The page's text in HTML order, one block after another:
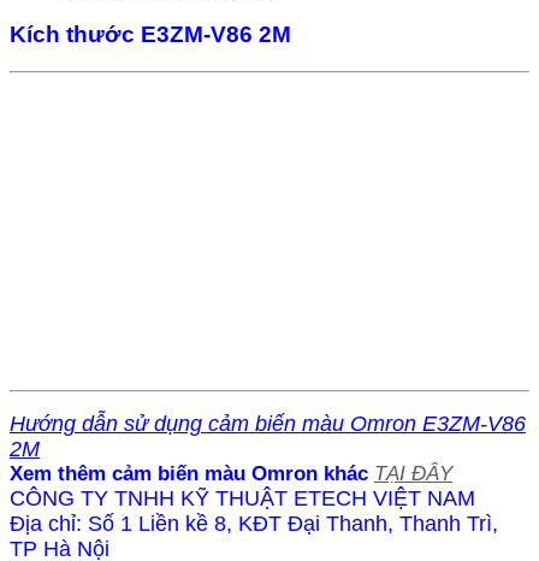
Kích thước E3ZM-V86 2M
Hướng dẫn sử dụng cảm biến màu Omron E3ZM-V86
2M
Xem thêm cảm biến màu Omron khác TẠI ĐÂY
CÔNG TY TNHH KỸ THUẬT ETECH VIỆT NAM
Địa chỉ: Số 1 Liền kề 8, KĐT Đại Thanh, Thanh Trì,
TP Hà Nội